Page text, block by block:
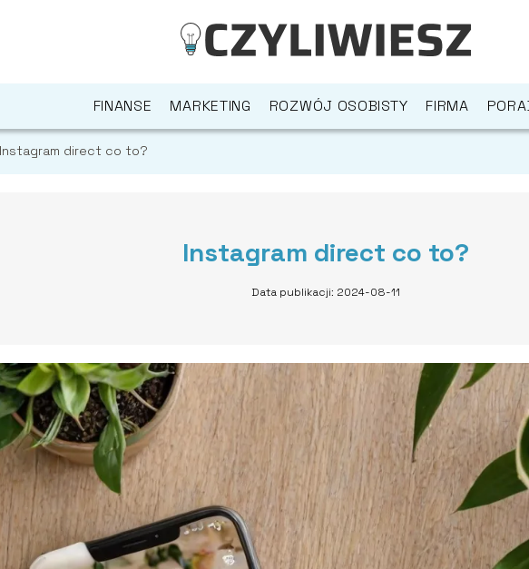
FINANSE MARKETING ROZWÓJ OSOBISTY FIRMA
Instagram direct co to?
Instagram direct co to?
Data publikacji: 2024-08-11